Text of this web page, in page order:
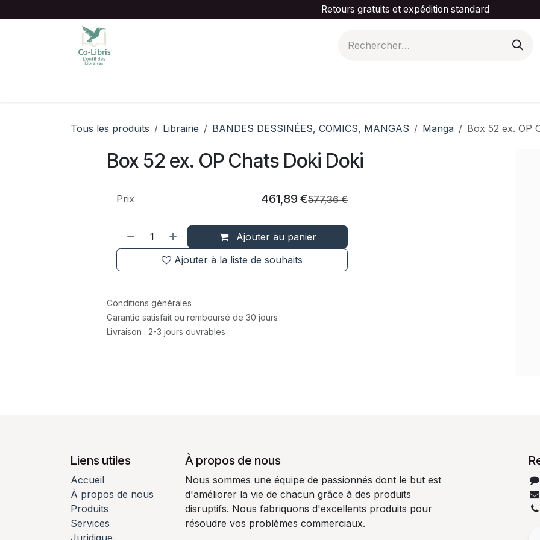
Retours gratuits et expédition standard
Tous les produits Librairie BANDES DESSINÉES, COMICS, MANGAS Manga Box 52 ex. OP
Box 52 ex. OP Chats Doki Doki
Ajouter au panier
Ajouter à la liste de souhaits
Prix 461,89€577,36€
Conditions générales
Garantie satisfait ou remboursé de 30 jours
Livraison : 2-3 jours ouvrables
Liens utiles
Accueil
À propos de nous
Produits
Services
À propos de nous
Nous sommes une équipe de passionnés dont le but est
d'améliorer la vie de chacun grâce à des produits
disruptifs. Nous fabriquons d'excellents produits pour
résoudre vos problèmes commerciaux.